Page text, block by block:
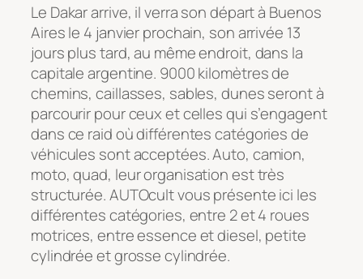
Le Dakar arrive, il verra son départ à Buenos
Aires le 4 janvier prochain, son arrivée 13
jours plus tard, au même endroit, dans la
capitale argentine. 9000 kilomètres de
chemins, caillasses, sables, dunes seront à
parcourir pour ceux et celles qui s’engagent
dans ce raid où différentes catégories de
véhicules sont acceptées. Auto, camion,
moto, quad, leur organisation est très
structurée. AUTOcult vous présente ici les
différentes catégories, entre 2 et 4 roues
motrices, entre essence et diesel, petite
cylindrée et grosse cylindrée.